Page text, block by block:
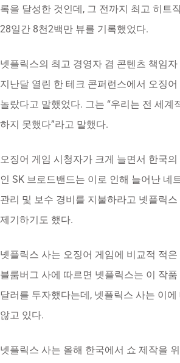
록을 달성한 것인데, 그 전까지 최고 히트
28일간 8천2백만 뷰를 기록했었다.
넷플릭스의 최고 경영자 겸 콘텐츠 책임
지난달 열린 한 테크 콘퍼런스에서 오징
놀랐다고 말했었다. 그는 “우리는 전 세계
하지 못했다”라고 말했다.
오징어 게임 시청자가 크게 늘면서 한국
인 SK 브로드밴드는 이로 인해 늘어난 네
관리 및 보수 경비를 지불하라고 넷플릭
제기하기도 했다.
넷플릭스 사는 오징어 게임에 비교적 적
블룸버그 사에 따르면 넷플릭스는 이 작
달러를 투자했다는데, 넷플릭스 사는 이
않고 있다.
넷플릭스 사는 올해 한국에서 쇼 제작을